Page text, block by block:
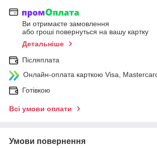
Ви отримаєте замовлення
або гроші повернуться на вашу картку
Детальніше
Післяплата
Онлайн-оплата карткою Visa,
Готівкою
Всі умови оплати
Умови повернення